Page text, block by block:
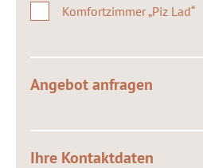
Komfortzimmer „Piz Lad“
Angebot anfragen
Ihre Kontaktdaten